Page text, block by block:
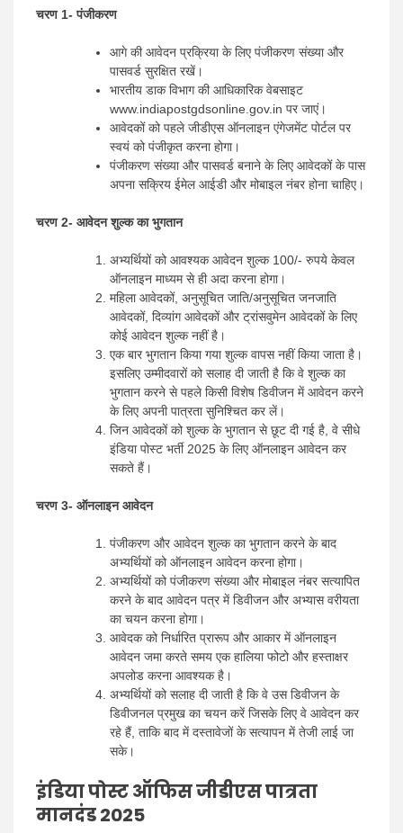
चरण 1- पंजीकरण
आगे की आवेदन प्रक्रिया के लिए पंजीकरण संख्या और
पासवर्ड सुरक्षित रखें।
भारतीय डाक विभाग की आधिकारिक वेबसाइट
www.indiapostgdsonline.gov.in पर जाएं।
आवेदकों को पहले जीडीएस ऑनलाइन एंगेजमेंट पोर्टल पर
स्वयं को पंजीकृत करना होगा।
पंजीकरण संख्या और पासवर्ड बनाने के लिए आवेदकों के पास
अपना सक्रिय ईमेल आईडी और मोबाइल नंबर होना चाहिए।
चरण 2- आवेदन शुल्क का भुगतान
अभ्यर्थियों को आवश्यक आवेदन शुल्क 100/- रुपये केवल
ऑनलाइन माध्यम से ही अदा करना होगा।
महिला आवेदकों, अनुसूचित जाति/अनुसूचित जनजाति
आवेदकों, दिव्यांग आवेदकों और ट्रांसवुमेन आवेदकों के लिए
कोई आवेदन शुल्क नहीं है।
एक बार भुगतान किया गया शुल्क वापस नहीं किया जाता है।
इसलिए उम्मीदवारों को सलाह दी जाती है कि वे शुल्क का
भुगतान करने से पहले किसी विशेष डिवीजन में आवेदन करने
के लिए अपनी पात्रता सुनिश्चित कर लें।
जिन आवेदकों को शुल्क के भुगतान से छूट दी गई है, वे सीधे
इंडिया पोस्ट भर्ती 2025 के लिए ऑनलाइन आवेदन कर
सकते हैं।
चरण 3- ऑनलाइन आवेदन
पंजीकरण और आवेदन शुल्क का भुगतान करने के बाद
अभ्यर्थियों को ऑनलाइन आवेदन करना होगा।
अभ्यर्थियों को पंजीकरण संख्या और मोबाइल नंबर सत्यापित
करने के बाद आवेदन पत्र में डिवीजन और अभ्यास वरीयता
का चयन करना होगा।
आवेदक को निर्धारित प्रारूप और आकार में ऑनलाइन
आवेदन जमा करते समय एक हालिया फोटो और हस्ताक्षर
अपलोड करना आवश्यक है।
अभ्यर्थियों को सलाह दी जाती है कि वे उस डिवीजन के
डिवीजनल प्रमुख का चयन करें जिसके लिए वे आवेदन कर
रहे हैं, ताकि बाद में दस्तावेजों के सत्यापन में तेजी लाई जा
सके।
इंडिया पोस्ट ऑफिस जीडीएस पात्रता
मानदंड 2025